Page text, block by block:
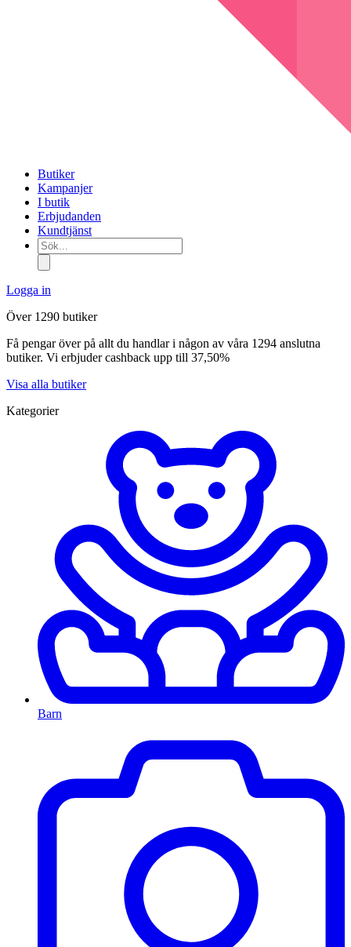
Butiker
Kampanjer
I butik
Erbjudanden
Kundtjänst
Sök...
Logga in
Över 1290 butiker
Få pengar över på allt du handlar i någon av våra 1294 anslutna
butiker. Vi erbjuder cashback upp till 37,50%
Visa alla butiker
Kategorier
Barn